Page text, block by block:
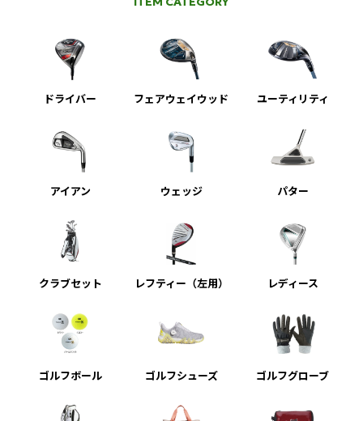
ドライバー フェアウェイウッド ユーティリティ
アイアン ウェッジ パター
クラブセット レフティー（左用） レディース
ゴルフボール ゴルフシューズ ゴルフグローブ